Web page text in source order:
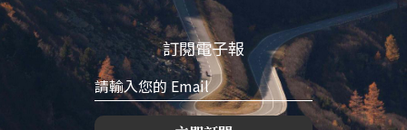
訂閱電子報